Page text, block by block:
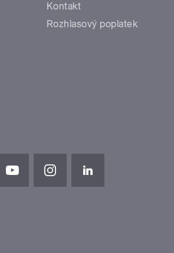
Kontakt
Rozhlasový poplatek